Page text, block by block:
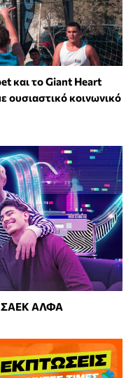
και το Giant Heart
ουσιαστικό κοινωνικό
ΣΑΕΚ ΑΛΦΑ